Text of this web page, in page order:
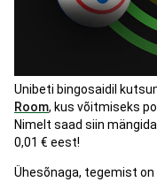
Unibeti bingosaidil
Room, kus võitmiseks
Nimelt saad siin
0,01 € eest!
Ühesõnaga, tegemist